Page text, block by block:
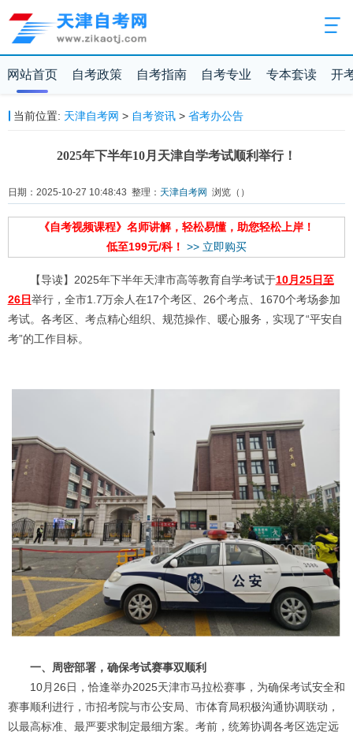
网站首页 自考政策 自考指南 自考专业 专本套读 开
当前位置: 天津自考网 > 自考资讯> 省考办公告
2025年下半年10月天津自学考试顺利举行！
日期：2025-10-27 10:48:43 整理： 天津自考网 浏览（ ）
《自考视频课程》名师讲解，轻松易懂，助您轻松上岸！
低至199元/科！ >> 立即购买
【导读】2025年下半年天津市高等教育自学考试于10月25日至
26日 举行，全市1.7万余人在17个考区、26个考点、1670个考场参加
考试。各考区、考点精心组织、规范操作、暖心服务，实现了“平安自
考”的工作目标。
一、周密部署，确保考试赛事双顺利
10月26日，恰逢举办2025天津市马拉松赛事，为确保考试安全和
赛事顺利进行，市招考院与市公安局、市体育局积极沟通协调联动，
以最高标准、最严要求制定最细方案。考前，统筹协调各考区选定远